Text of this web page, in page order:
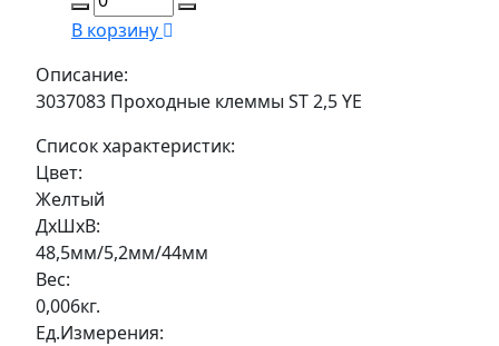
В корзину
Описание:
3037083 Проходные клеммы ST 2,5 YE
Список характеристик:
Цвет:
Желтый
ДxШxВ:
48,5мм/5,2мм/44мм
Вес:
0,006кг.
Ед.Измерения: